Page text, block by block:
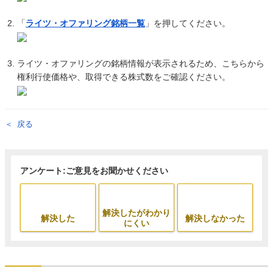
「ライツ・オファリング銘柄一覧 」を押してください。
ライツ・オファリングの銘柄情報が表示されるため、こちらから
権利行使価格や、取得できる株式数をご確認ください。
戻る
アンケート:ご意見をお聞かせください
解決した
解決したがわかり
にくい
解決しなかった